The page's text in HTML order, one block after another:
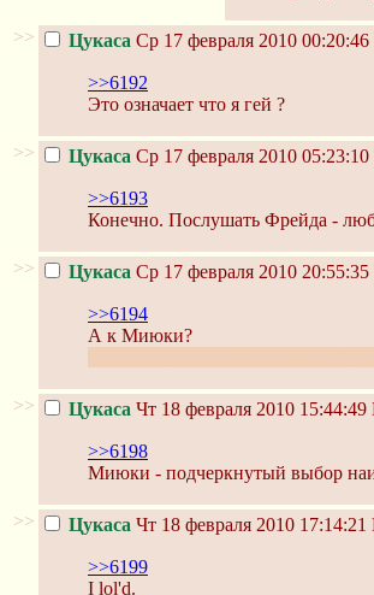
>> Цукаса Ср 17 февраля 2010 00:20:46
>>6192
Это означает что я гей ?
>> Цукаса Ср 17 февраля 2010 05:23:10
>>6193
Конечно. Послушать Фрейда -
>> Цукаса Ср 17 февраля 2010 20:55:35
>>6194
А к Миюки?
>> Цукаса Чт 18 февраля 2010 15:44:49
>>6198
Миюки - подчеркнутый выбор
>> Цукаса Чт 18 февраля 2010 17:14:21
>>6199
I lol'd.